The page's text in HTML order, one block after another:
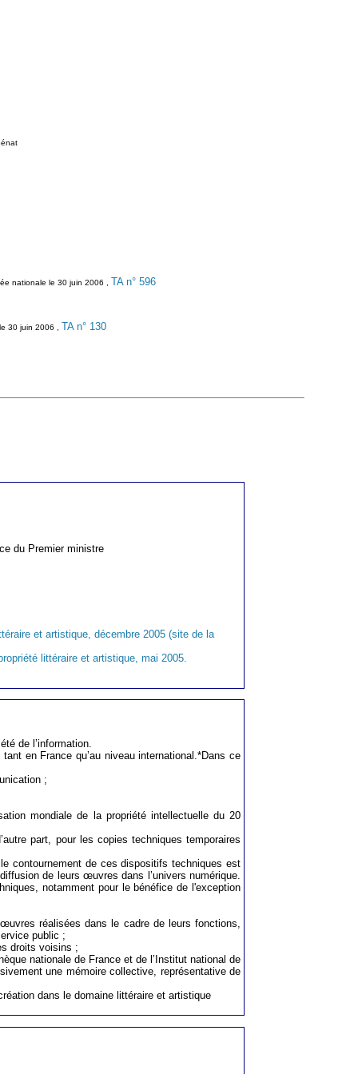
nationale le 30 juin 2006 , TA n° 596
30 juin 2006 , TA n° 130
du Premier ministre
et artistique, décembre 2005 (site de la
littéraire et artistique, mai 2005.
de l’information.
en France qu’au niveau international.*Dans ce
;
mondiale de la propriété intellectuelle du 20
part, pour les copies techniques temporaires
contournement de ces dispositifs techniques est
de leurs œuvres dans l’univers numérique.
notamment pour le bénéfice de l'exception
réalisées dans le cadre de leurs fonctions,
public ;
droits voisins ;
nationale de France et de l’Institut national de
une mémoire collective, représentative de
dans le domaine littéraire et artistique